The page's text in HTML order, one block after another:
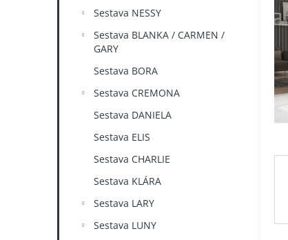
Sestava NESSY
Sestava BLANKA / CARMEN /
GARY
Sestava BORA
Sestava CREMONA
Sestava DANIELA
Sestava ELIS
Sestava CHARLIE
Sestava KLÁRA
Sestava LARY
Sestava LUNY